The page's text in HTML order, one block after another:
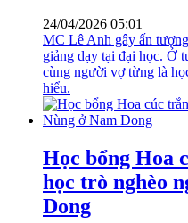
24/04/2026 05:01
MC Lê Anh gây ấn
giảng dạy tại đại học. Ở
cùng người vợ từng là
hiểu.
Học bổng Hoa
học trò nghèo
Dong